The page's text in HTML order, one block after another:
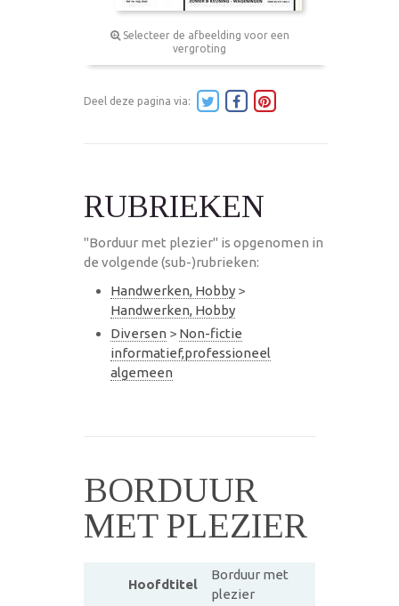
Selecteer de afbeelding voor een
vergroting
Deel deze pagina via:
RUBRIEKEN
"Borduur met plezier" is opgenomen in
de volgende (sub-)rubrieken:
Handwerken, Hobby >
Handwerken, Hobby
Diversen > Non-fictie
informatief,professioneel
algemeen
BORDUUR
MET PLEZIER
Hoofdtitel
Borduur met
plezier